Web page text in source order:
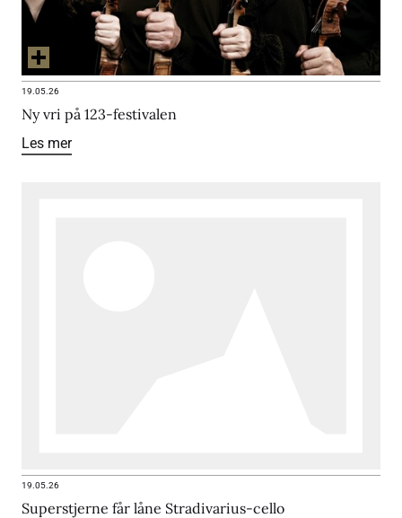
19.05.26
Ny vri på 123-festivalen
Les mer
19.05.26
Superstjerne får låne Stradivarius-cello